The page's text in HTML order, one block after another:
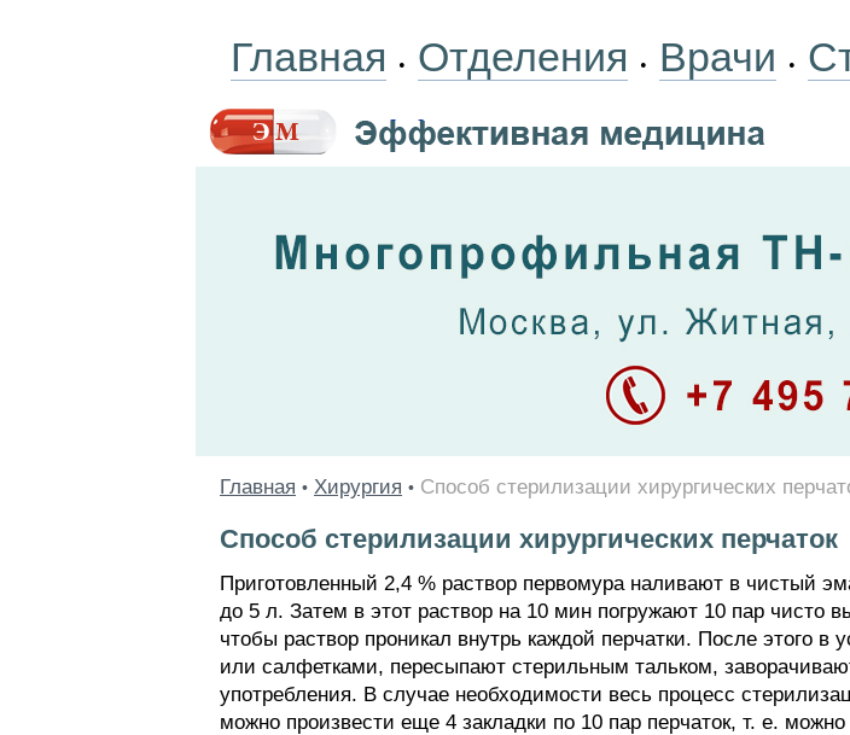
Главная • Отделения • Врачи •
Главная • Хирургия • Способ стерилизации хирургических
Способ стерилизации хирургических перчаток
Приготовленный 2,4 % раствор первомура наливают в чистый
до 5 л. Затем в этот раствор на 10 мин погружают 10 пар чисто
чтобы раствор проникал внутрь каждой перчатки. После этого
или салфетками, пересыпают стерильным тальком,
употребления. В случае необходимости весь процесс
можно произвести еще 4 закладки по 10 пар перчаток, т. е.